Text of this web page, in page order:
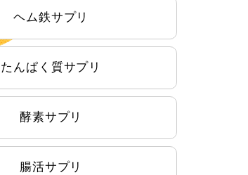
ヘム鉄サプリ
たんぱく質サプリ
酵素サプリ
腸活サプリ